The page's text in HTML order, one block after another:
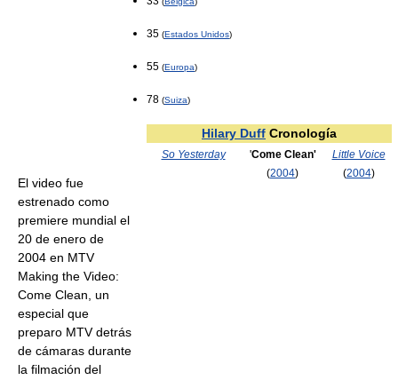
35 (Estados Unidos)
55 (Europa)
78 (Suiza)
Hilary Duff Cronología
So Yesterday 'Come Clean'
(2004)
Little Voice
(2004)
El video fue
estrenado como
premiere mundial el
20 de enero de
2004 en MTV
Making the Video:
Come Clean, un
especial que
preparo MTV detrás
de cámaras durante
la filmación del